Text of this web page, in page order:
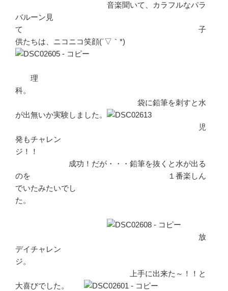
音楽聞いて、カラフルなパラ
バルーン見
て 子
供たちは、ニコニコ笑顔(´▽｀*)
理
科。
袋に鉛筆を刺すと水
が出無いか実験しました。
児
発もチャレン
ジ！！
成功！だが・・・鉛筆を抜くと水が出る
のを １番楽しん
でいたみたいでし
た。
放
デイチャレン
ジ。
上手に出来た～！！と
大喜びでした。